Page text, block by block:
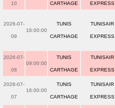
10 CARTHAGE EXPRESS
2026-07-
09
16:00:00
TUNIS
CARTHAGE
TUNISAIR
EXPRESS
2026-07-
08
09:00:00
TUNIS
CARTHAGE
TUNISAIR
EXPRESS
2026-07-
07
16:00:00
TUNIS
CARTHAGE
TUNISAIR
EXPRESS